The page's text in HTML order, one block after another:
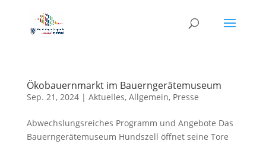
Ökobauernmarkt im Bauerngerätemuseum
Sep. 21, 2024| Aktuelles, Allgemein, Presse
Abwechslungsreiches Programm und Angebote Das
Bauerngerätemuseum Hundszell öffnet seine Tore